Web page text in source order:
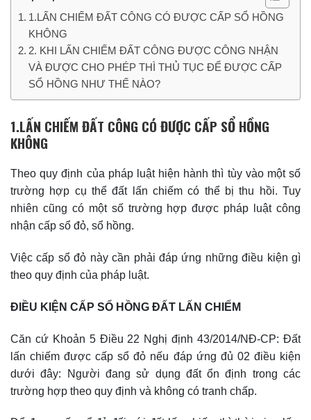
1.LẤN CHIẾM ĐẤT CÔNG CÓ ĐƯỢC CẤP SỔ HỒNG
KHÔNG
2. KHI LẤN CHIẾM ĐẤT CÔNG ĐƯỢC CÔNG NHẬN
VÀ ĐƯỢC CHO PHÉP THÌ THỦ TỤC ĐỂ ĐƯỢC CẤP
SỔ HỒNG NHƯ THẾ NÀO?
1.LẤN CHIẾM ĐẤT CÔNG CÓ ĐƯỢC CẤP SỔ HỒNG
KHÔNG
Theo quy định của pháp luật hiện hành thì tùy vào một số
trường hợp cụ thể đất lấn chiếm có thể bị thu hồi. Tuy
nhiên cũng có một số trường hợp được pháp luật công
nhận cấp sổ đỏ, sổ hồng.
Việc cấp sổ đỏ này cần phải đáp ứng những điều kiện gì
theo quy định của pháp luật.
ĐIỀU KIỆN CẤP SỔ HỒNG ĐẤT LẤN CHIẾM
Căn cứ Khoản 5 Điều 22 Nghị định 43/2014/NĐ-CP: Đất
lấn chiếm được cấp sổ đỏ nếu đáp ứng đủ 02 điều kiện
dưới đây: Người đang sử dụng đất ổn định trong các
trường hợp theo quy định và không có tranh chấp.